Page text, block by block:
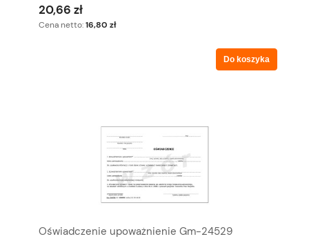
20,66 zł
Cena netto:16,80 zł
Do koszyka
Oświadczenie upoważnienie Gm-24529